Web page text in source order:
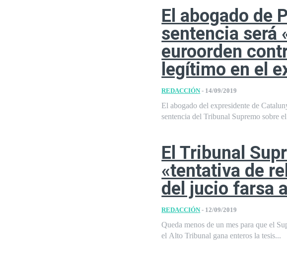
El abogado de
sentencia será
euroorden
legítimo en el
REDACCIÓN - 14/09/2019
El abogado del expresidente de
sentencia del Tribunal Supremo sobre
El Tribunal
«tentativa de
del jucio farsa
REDACCIÓN - 12/09/2019
Queda menos de un mes para que el
el Alto Tribunal gana enteros la tesis...